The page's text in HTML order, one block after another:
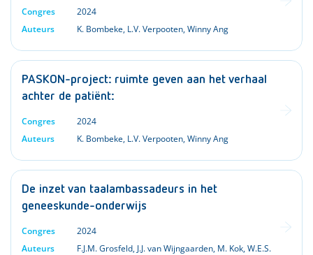
Congres
2024
Auteurs
K. Bombeke, L.V. Verpooten,Winny Ang
PASKON-project: ruimte geven aan het verhaal
achter de patiënt:
Congres
2024
Auteurs
K. Bombeke, L.V. Verpooten,Winny Ang
De inzet van taalambassadeurs in het
geneeskunde-onderwijs
Congres
2024
Auteurs
F.J.M. Grosfeld, J.J. van Wijngaarden, M. Kok,W.E.S.